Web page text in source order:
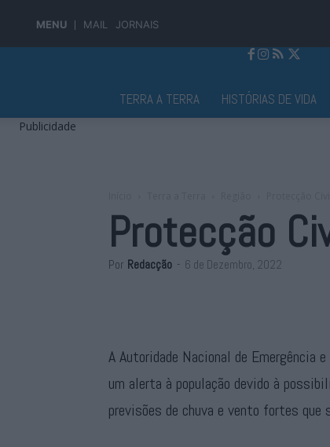
MENU MAIL JORNAIS
TERRA A TERRA HISTÓRIAS DE VIDA
Publicidade
Protecção
Por Redacção - 6 de Dezembro, 2022
A Autoridade Nacional de
um alerta à população devido à
previsões de chuva e vento fortes